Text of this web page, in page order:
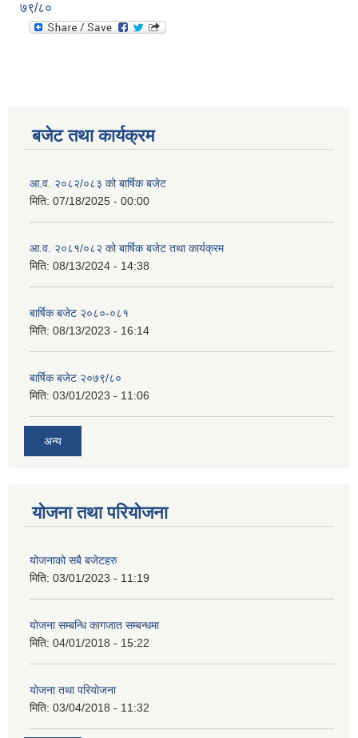
७९/८०
बजेट तथा कार्यक्रम
आ.व. २०८२/०८३ को बार्षिक बजेट
मिति: 07/18/2025 - 00:00
आ.व. २०८१/०८२ को बार्षिक बजेट तथा कार्यक्रम
मिति: 08/13/2024 - 14:38
बार्षिक बजेट २०८०-०८१
मिति: 08/13/2023 - 16:14
बार्षिक बजेट २०७९/८०
मिति: 03/01/2023 - 11:06
अन्य
योजना तथा परियोजना
योजनाको सबै बजेटहरु
मिति: 03/01/2023 - 11:19
याेजना सम्बन्धि कागजात सम्बन्धमा
मिति: 04/01/2018 - 15:22
याेजना तथा परियाेजना
मिति: 03/04/2018 - 11:32